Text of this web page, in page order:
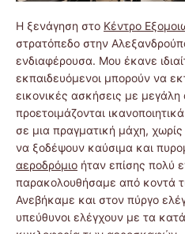
Η ξενάγηση στο Κέντρο
στρατόπεδο στην
ενδιαφέρουσα. Μου έκανε
εκπαιδευόμενοι μπορούν να
εικονικές ασκήσεις με μεγάλη
προετοιμάζονται
σε μια πραγματική μάχη,
να ξοδέψουν καύσιμα και
αεροδρόμιο ήταν επίσης πολύ
παρακολουθήσαμε από κοντά
Ανεβήκαμε και στον πύργο
υπεύθυνοι ελέγχουν με τα